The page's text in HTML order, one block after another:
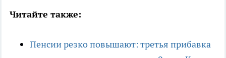
Читайте также:
Пенсии резко повышают: третья прибавка